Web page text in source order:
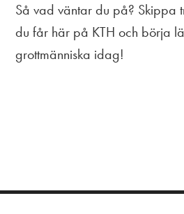
Så vad väntar du på? Skippa
du får här på KTH och börja
grottmänniska idag!